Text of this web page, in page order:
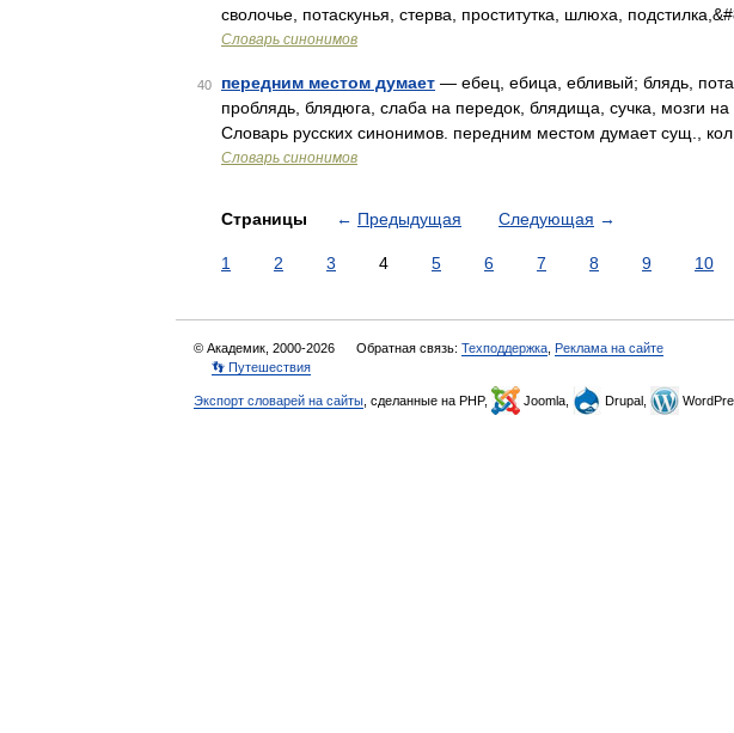
сволочье, потаскунья, стерва, проститутка, шлюха,
Словарь синонимов
40 передним местом думает — ебец, ебица, ебливый; блядь,
проблядь, блядюга, слаба на передок, блядища, сучка, мозги
Словарь русских синонимов. передним местом думает сущ.,
Словарь синонимов
Страницы ← Предыдущая Следующая →
1 2 3 4 5 6 7 8 9 10
© Академик, 2000-2026 Обратная связь: Техподдержка Реклама на сайте
👣 Путешествия
Экспорт словарей на сайты , сделанные на PHP, Joomla, Drupal,